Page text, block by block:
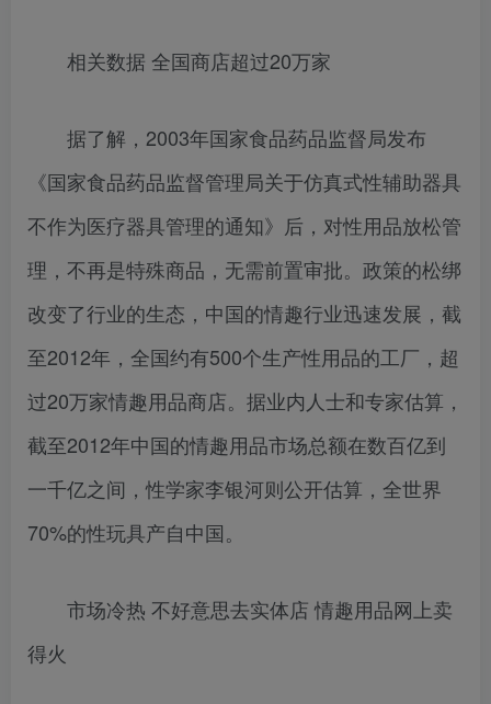
相关数据 全国商店超过20万家
据了解，2003年国家食品药品监督局发布
《国家食品药品监督管理局关于仿真式性辅助器具
不作为医疗器具管理的通知》后，对性用品放松管
理，不再是特殊商品，无需前置审批。政策的松绑
改变了行业的生态，中国的情趣行业迅速发展，截
至2012年，全国约有500个生产性用品的工厂，超
过20万家情趣用品商店。据业内人士和专家估算，
截至2012年中国的情趣用品市场总额在数百亿到
一千亿之间，性学家李银河则公开估算，全世界
70%的性玩具产自中国。
市场冷热 不好意思去实体店 情趣用品网上卖
得火